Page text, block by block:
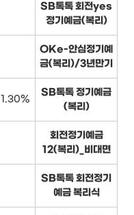
SB톡톡 회전yes
정기예금(복리)
OKe-안심정기예
금(복리)/3년만기
1.30%
SB톡톡 정기예금
(복리)
회전정기예금
12(복리)_비대면
SB톡톡 회전정기
예금 복리식